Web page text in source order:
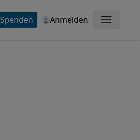
Spenden Anmelden Menü